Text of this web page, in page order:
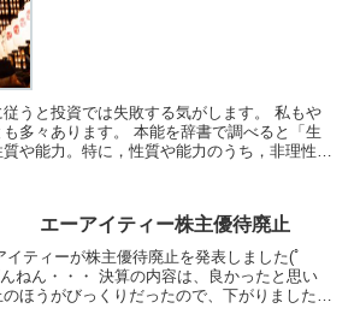
うと投資では失敗する気がします。 私もや
多々あります。 本能を辞書で調べると「生
や能力。特に，性質や能力のうち，非理性的
エーアイティー株主優待廃止
イティーが株主優待廃止を発表しました(ﾟ
ねん・・・ 決算の内容は、良かったと思い
ほうがびっくりだったので、下がりました。